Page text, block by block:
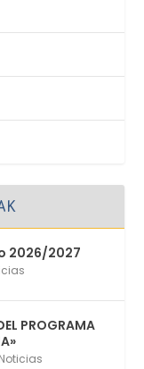
2026/2027
PROGRAMA